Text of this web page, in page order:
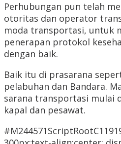
Perhubungan pun telah
otoritas dan operator
moda transportasi, untuk
penerapan protokol
dengan baik.
Baik itu di prasarana
pelabuhan dan Bandara.
sarana transportasi mulai
kapal dan pesawat.